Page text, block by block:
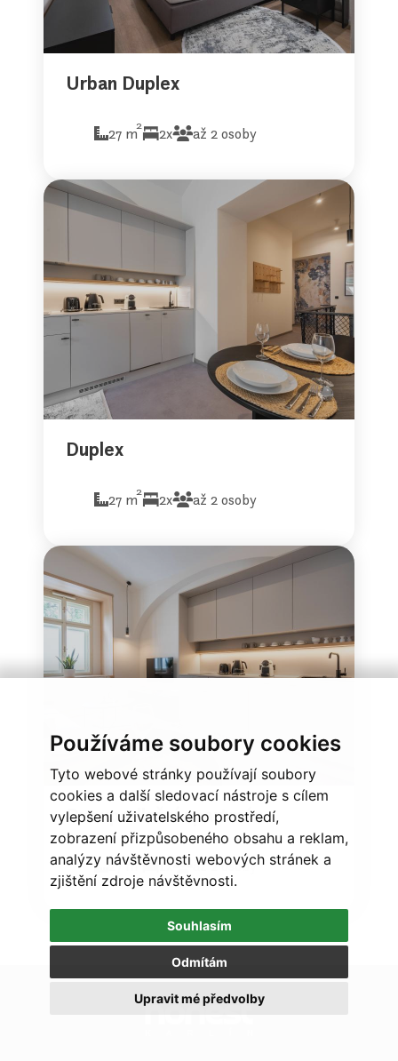
Používáme soubory cookies
Tyto webové stránky používají soubory
cookies a další sledovací nástroje s cílem
vylepšení uživatelského prostředí,
zobrazení přizpůsobeného obsahu a reklam,
analýzy návštěvnosti webových stránek a
zjištění zdroje návštěvnosti.
Souhlasím
Odmítám
Upravit mé předvolby
Urban Duplex
27 m2 2x až 2 osoby
Duplex
27 m2 2x až 2 osoby
Dvoupodlažní apartmán
27 m2 1x až 2 osoby